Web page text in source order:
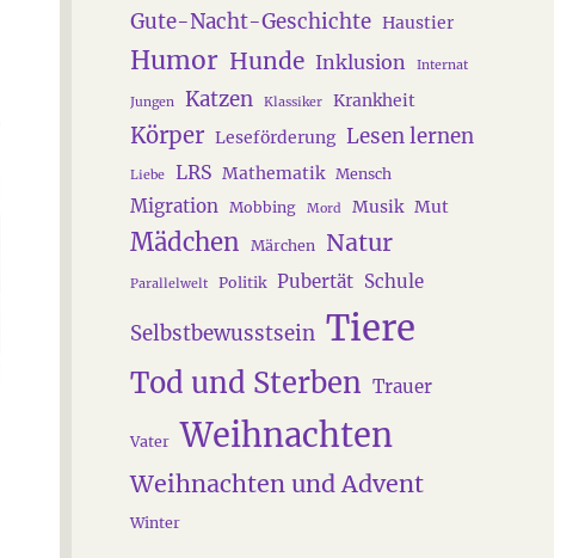
Gute-Nacht-Geschichte Haustier
Humor Hunde Inklusion Internat
Jungen Katzen Klassiker Krankheit
Körper Leseförderung Lesen lernen
Liebe LRS Mathematik Mensch
Migration Mobbing Mord Musik Mut
Mädchen Märchen Natur
Parallelwelt Politik Pubertät Schule
Selbstbewusstsein Tiere
Tod und Sterben Trauer
Vater Weihnachten
Weihnachten und Advent
Winter